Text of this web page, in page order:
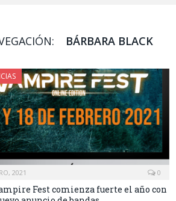
BÁRBARA BLACK
2021 0
Fest comienza fuerte el año con